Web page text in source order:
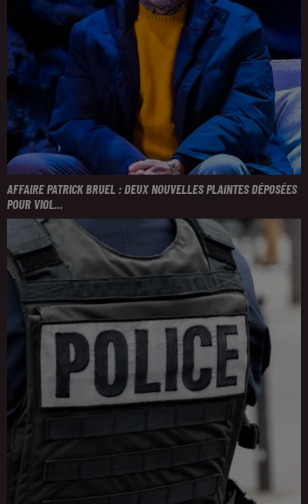
AFFAIRE PATRICK BRUEL : DEUX NOUVELLES PLAINTES DÉPOSÉES
POUR VIOL...